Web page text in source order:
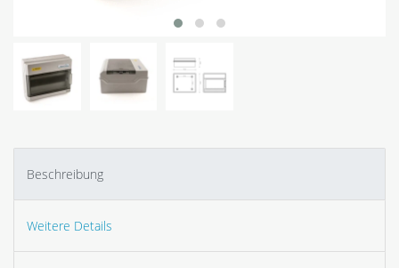
Beschreibung
Weitere Details